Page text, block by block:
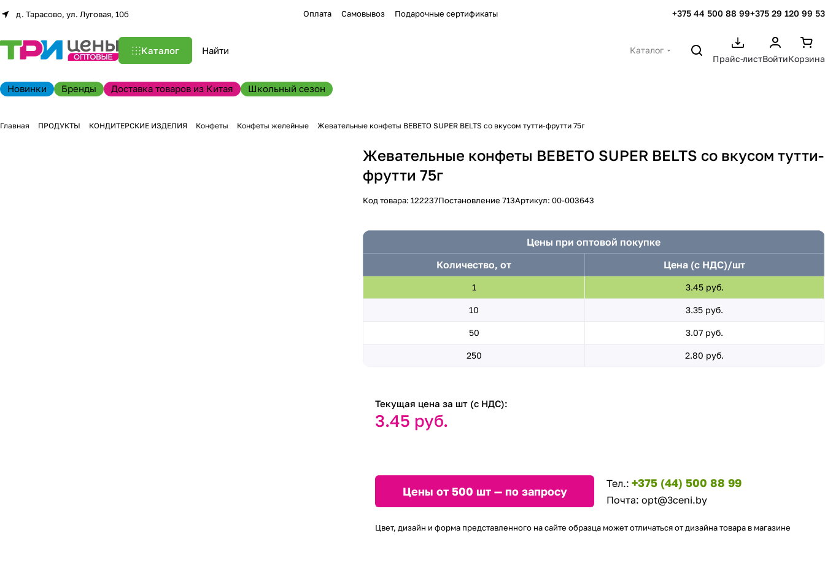
д. Тарасово, ул. Луговая, 10б Оплата Самовывоз Подарочные сертификаты +375 44 500 88 99+375 29 120 99 53
Каталог
Каталог
Прайс-листВойтиКорзина
Новинки Бренды Доставка товаров из Китая Школьный сезон
Главная ПРОДУКТЫ КОНДИТЕРСКИЕ ИЗДЕЛИЯ Конфеты Конфеты желейные Жевательные конфеты ВЕВЕТО SUPER BELTS со вкусом тутти-фрутти 75г
Жевательные конфеты ВЕВЕТО SUPER BELTS со вкусом тутти-
фрутти 75г
Код товара:122237Постановление 713Артикул:00-003643
Цены при оптовой покупке
Количество, от
Цена (с НДС)/шт
1 3.45 руб.
10 3.35 руб.
50 3.07 руб.
250 2.80 руб.
Текущая цена за шт (с НДС):
3.45 руб.
Цены от 500 шт — по запросу
Тел.: +375 (44) 500 88 99
Почта: opt@3ceni.by
Цвет, дизайн и форма представленного на сайте образца может отличаться от дизайна товара в магазине